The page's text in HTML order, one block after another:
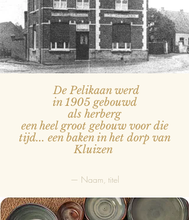
De Pelikaan werd
in 1905 gebouwd
als herberg
een heel groot gebouw voor die
tijd... een baken in het dorp van
Kluizen
— Naam, titel